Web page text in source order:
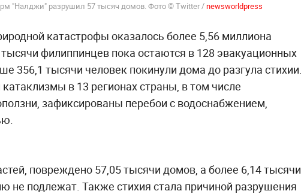
"Налджи" разрушил 57 тысяч домов. Фото © Twitter /newsworldpress
катастрофы оказалось более 5,56 миллиона
филиппинцев пока остаются в 128 эвакуационных
356,1 тысячи человек покинули дома до разгула стихии.
в 13 регионах страны, в том числе
зафиксированы перебои с водоснабжением,
повреждено 57,05 тысячи домов, а более 6,14 тысячи
не подлежат. Также стихия стала причиной разрушения